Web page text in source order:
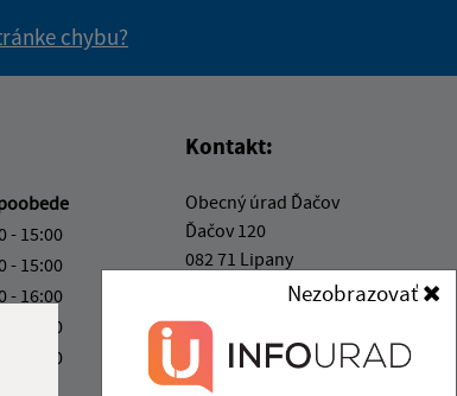
Nezobrazovať
chybu?
- 15:00
- 15:00
- 16:00
- 15:00
- 14:00
Kontakt:
Obecný úrad Ďačov
Ďačov 120
082 71 Lipany
info@obecdacov.sk
+421 51 457 23 46
IČO: 00326933